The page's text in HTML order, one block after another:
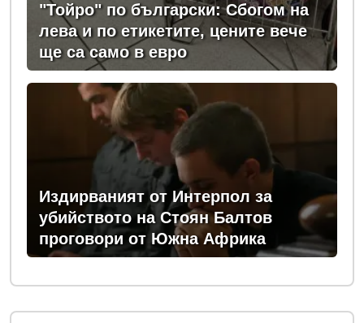
"Тойро" по български: Сбогом на
лева и по етикетите, цените вече
ще са само в евро
Издирваният от Интерпол за
убийството на Стоян Балтов
проговори от Южна Африка